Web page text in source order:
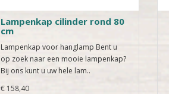
Lampenkap cilinder rond 80
cm
Lampenkap voor hanglamp Bent u
op zoek naar een mooie lampenkap?
Bij ons kunt u uw hele lam..
€ 158,40